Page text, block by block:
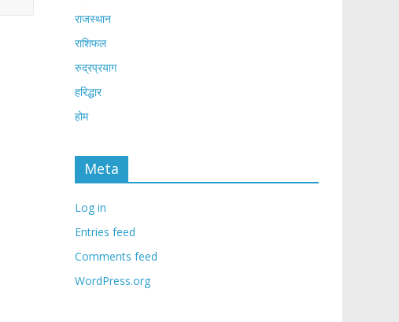
राजस्थान
राशिफल
रुद्रप्रयाग
हरिद्धार
होम
Meta
Log in
Entries feed
Comments feed
WordPress.org